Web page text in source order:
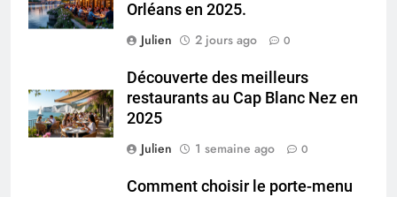
Orléans en 2025.
Julien
2 jours ago 0
Découverte des meilleurs
restaurants au Cap Blanc Nez en
2025
Julien
1 semaine ago 0
Comment choisir le porte-menu